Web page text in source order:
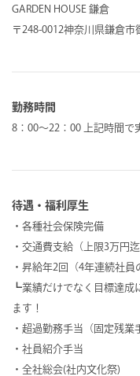
GARDEN HOUSE 鎌倉
〒248-0012神奈川県鎌倉市
勤務時間
8：00～22：00 上記時間で
待遇・福利厚生
・各種社会保険完備
・交通費支給（上限3万円迄
・昇給年2回（4年連続社員
┗業績だけでなく目標達成
ます！
・超過勤務手当（固定残業
・社員紹介手当
・全社総会(社内文化祭)